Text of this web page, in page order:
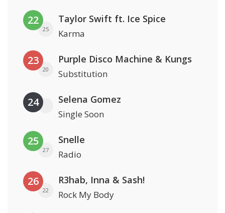
22
25
Taylor Swift ft. Ice Spice
Karma
23
20
Purple Disco Machine & Kungs
Substitution
24 Selena Gomez
Single Soon
25
27
Snelle
Radio
26
22
R3hab, Inna & Sash!
Rock My Body